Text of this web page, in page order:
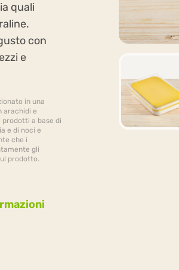
quali
con
e
in una
arachidi e
a base di
e di noci e
che i
gli
prodotto.